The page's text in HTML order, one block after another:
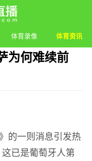
体育录像 体育资讯
为何难续前
一则消息引发热
已是葡萄牙人第